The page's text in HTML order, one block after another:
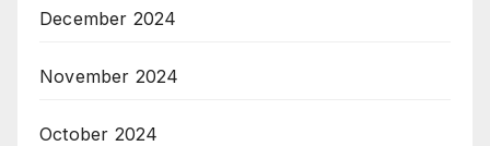
December 2024
November 2024
October 2024